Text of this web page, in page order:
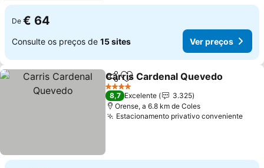
De € 64
Consulte os preços de 15 sites Ver preços
PartilharAdicionar aos favoritos
Carris Cardenal Quevedo
4 Estrelas
8,7 Excelente
3.325
Orense, a 6.8 km de Coles
Estacionamento privativo conveniente